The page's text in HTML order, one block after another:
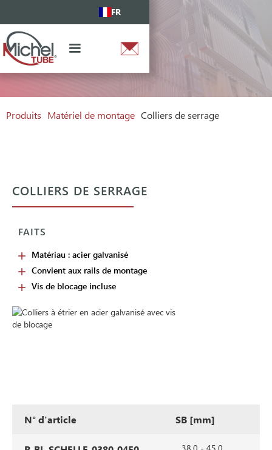
FR
Produits Matériel de montage Colliers de serrage
COLLIERS DE SERRAGE
FAITS
Matériau : acier galvanisé
Convient aux rails de montage
Vis de blocage incluse
N° d'article SB [mm]